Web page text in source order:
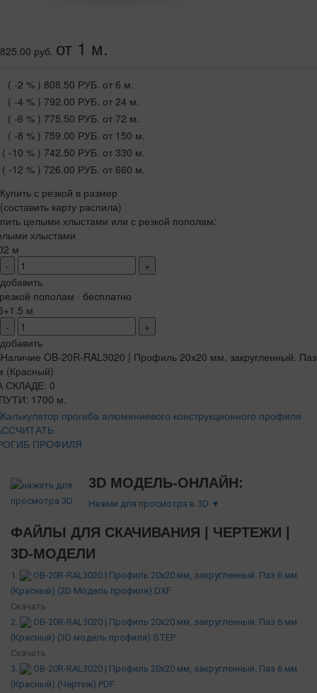
825.00 руб. от 1 м.
( -2 % ) 808.50 РУБ. от 6 м.
( -4 % ) 792.00 РУБ. от 24 м.
( -6 % ) 775.50 РУБ. от 72 м.
( -8 % ) 759.00 РУБ. от 150 м.
( -10 % ) 742.50 РУБ. от 330 м.
( -12 % ) 726.00 РУБ. от 660 м.
Купить с резкой в размер
(составить карту распила)
целыми хлыстами или с резкой пополам:
хлыстами
м
-
+
добавить
пополам · бесплатно
м
-
+
добавить
СКЛАДЕ: 0
1700 м.
ПРОФИЛЯ
3D МОДЕЛЬ-ОНЛАЙН:
Нажми для просмотра в 3D ▼
ФАЙЛЫ ДЛЯ СКАЧИВАНИЯ | ЧЕРТЕЖИ |
3D-МОДЕЛИ
1.
OB-20R-RAL3020 | Профиль 20х20 мм, закругленный. Паз 6 мм
(Красный) (2D Модель профиля).DXF
Скачать
2.
OB-20R-RAL3020 | Профиль 20х20 мм, закругленный. Паз 6 мм
(Красный) (3D модель профиля).STEP
Скачать
3.
OB-20R-RAL3020 | Профиль 20х20 мм, закругленный. Паз 6 мм
(Красный) (Чертеж).PDF